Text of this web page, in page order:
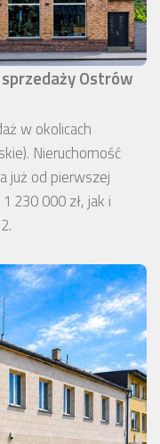
Ostrów
w okolicach
Nieruchomość
już od pierwszej
230 000 zł, jak i